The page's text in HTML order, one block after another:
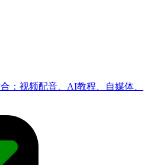
：视频配音、AI教程、自媒体、